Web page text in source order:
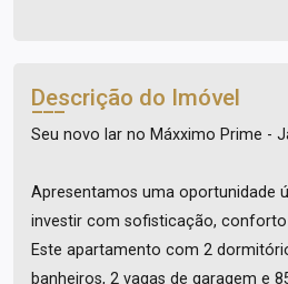
Descrição do Imóvel
Seu novo lar no Máxximo Prime -
Apresentamos uma oportunidade
investir com sofisticação, conforto
Este apartamento com 2
banheiros, 2 vagas de garagem e